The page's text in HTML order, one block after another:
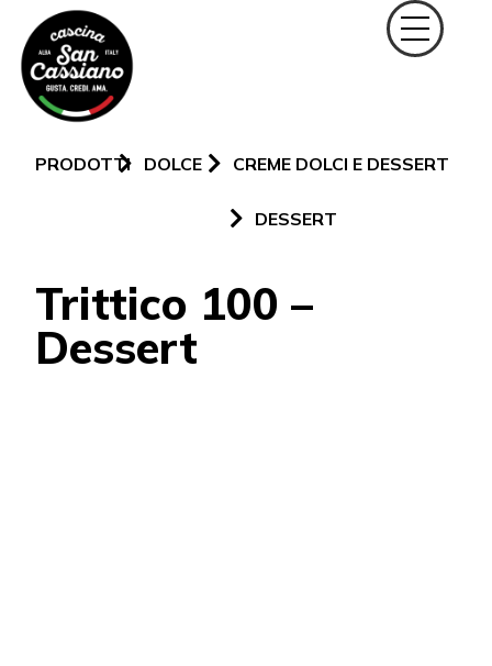
PRODOTTI DOLCE CREME DOLCI E DESSERT
DESSERT
Trittico 100 –
Dessert